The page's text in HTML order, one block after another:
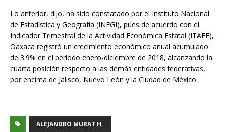
Lo anterior, dijo, ha sido constatado por el Instituto Nacional
de Estadística y Geografía (INEGI), pues de acuerdo con el
Indicador Trimestral de la Actividad Económica Estatal (ITAEE),
Oaxaca registró un crecimiento económico anual acumulado
de 3.9% en el periodo enero-diciembre de 2018, alcanzando la
cuarta posición respecto a las demás entidades federativas,
por encima de Jalisco, Nuevo León y la Ciudad de México.
ALEJANDRO MURAT H.